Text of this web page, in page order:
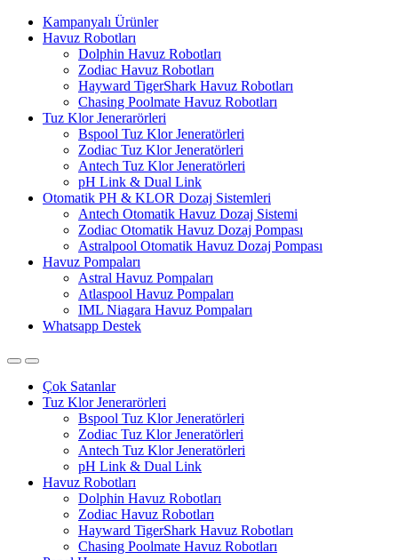
Kampanyalı Ürünler
Havuz Robotları
Dolphin Havuz Robotları
Zodiac Havuz Robotları
Hayward TigerShark Havuz Robotları
Chasing Poolmate Havuz Robotları
Tuz Klor Jenerarörleri
Bspool Tuz Klor Jeneratörleri
Zodiac Tuz Klor Jeneratörleri
Antech Tuz Klor Jeneratörleri
pH Link & Dual Link
Otomatik PH & KLOR Dozaj Sistemleri
Antech Otomatik Havuz Dozaj Sistemi
Zodiac Otomatik Havuz Dozaj Pompası
Astralpool Otomatik Havuz Dozaj Pompası
Havuz Pompaları
Astral Havuz Pompaları
Atlaspool Havuz Pompaları
IML Niagara Havuz Pompaları
Whatsapp Destek
Çok Satanlar
Tuz Klor Jenerarörleri
Bspool Tuz Klor Jeneratörleri
Zodiac Tuz Klor Jeneratörleri
Antech Tuz Klor Jeneratörleri
pH Link & Dual Link
Havuz Robotları
Dolphin Havuz Robotları
Zodiac Havuz Robotları
Hayward TigerShark Havuz Robotları
Chasing Poolmate Havuz Robotları